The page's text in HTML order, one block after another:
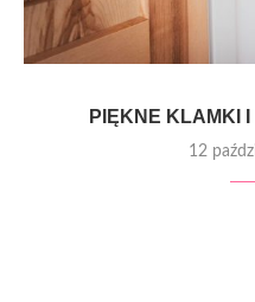
PIĘKNE KLAMKI I
12